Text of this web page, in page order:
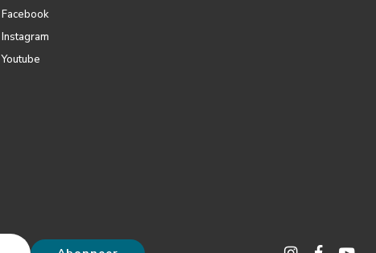
Facebook
Instagram
Youtube